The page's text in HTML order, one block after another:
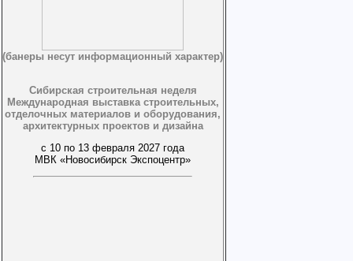
(банеры несут информационный характер)
Сибирская строительная неделя
Международная выставка строительных,
отделочных материалов и оборудования,
архитектурных проектов и дизайна
с 10 по 13 февраля 2027 года
МВК «Новосибирск Экспоцентр»